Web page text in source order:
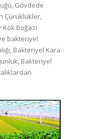
Gövdede
Çürüklükler,
Kök Boğazı
bakteriyel
Bakteriyel Kara
Bakteriyel